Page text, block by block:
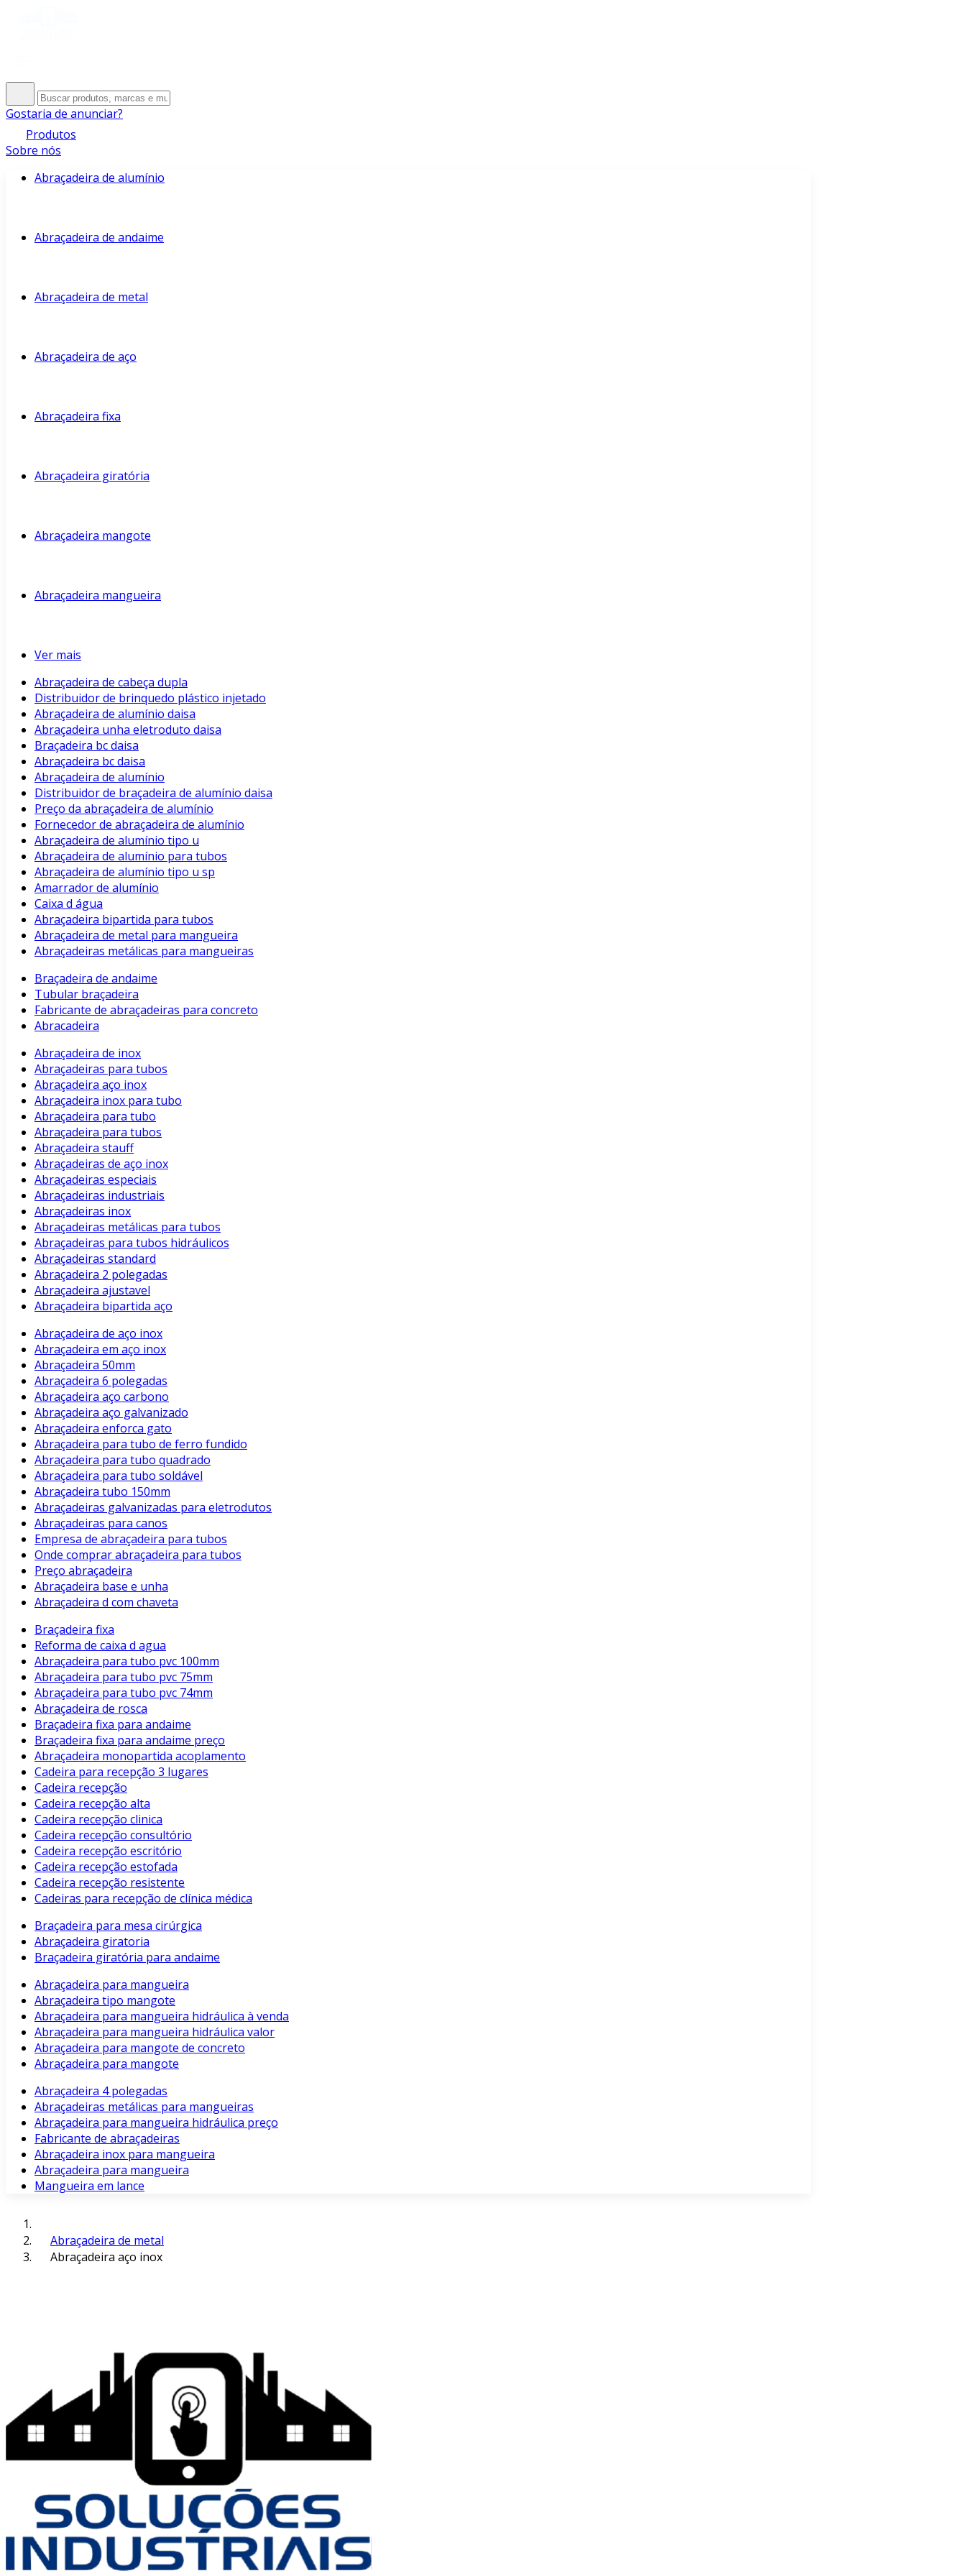
Gostaria de anunciar?
Produtos
Sobre nós
Abraçadeira de alumínio
Abraçadeira de andaime
Abraçadeira de metal
Abraçadeira de aço
Abraçadeira fixa
Abraçadeira giratória
Abraçadeira mangote
Abraçadeira mangueira
Ver mais
Abraçadeira de cabeça dupla
Distribuidor de brinquedo plástico injetado
Abraçadeira de alumínio daisa
Abraçadeira unha eletroduto daisa
Braçadeira bc daisa
Abraçadeira bc daisa
Abraçadeira de alumínio
Distribuidor de braçadeira de alumínio daisa
Preço da abraçadeira de alumínio
Fornecedor de abraçadeira de alumínio
Abraçadeira de alumínio tipo u
Abraçadeira de alumínio para tubos
Abraçadeira de alumínio tipo u sp
Amarrador de alumínio
Caixa d água
Abraçadeira bipartida para tubos
Abraçadeira de metal para mangueira
Abraçadeiras metálicas para mangueiras
Braçadeira de andaime
Tubular braçadeira
Fabricante de abraçadeiras para concreto
Abracadeira
Abraçadeira de inox
Abraçadeiras para tubos
Abraçadeira aço inox
Abraçadeira inox para tubo
Abraçadeira para tubo
Abraçadeira para tubos
Abraçadeira stauff
Abraçadeiras de aço inox
Abraçadeiras especiais
Abraçadeiras industriais
Abraçadeiras inox
Abraçadeiras metálicas para tubos
Abraçadeiras para tubos hidráulicos
Abraçadeiras standard
Abraçadeira 2 polegadas
Abraçadeira ajustavel
Abraçadeira bipartida aço
Abraçadeira de aço inox
Abraçadeira em aço inox
Abraçadeira 50mm
Abraçadeira 6 polegadas
Abraçadeira aço carbono
Abraçadeira aço galvanizado
Abraçadeira enforca gato
Abraçadeira para tubo de ferro fundido
Abraçadeira para tubo quadrado
Abraçadeira para tubo soldável
Abraçadeira tubo 150mm
Abraçadeiras galvanizadas para eletrodutos
Abraçadeiras para canos
Empresa de abraçadeira para tubos
Onde comprar abraçadeira para tubos
Preço abraçadeira
Abraçadeira base e unha
Abraçadeira d com chaveta
Braçadeira fixa
Reforma de caixa d agua
Abraçadeira para tubo pvc 100mm
Abraçadeira para tubo pvc 75mm
Abraçadeira para tubo pvc 74mm
Abraçadeira de rosca
Braçadeira fixa para andaime
Braçadeira fixa para andaime preço
Abraçadeira monopartida acoplamento
Cadeira para recepção 3 lugares
Cadeira recepção
Cadeira recepção alta
Cadeira recepção clinica
Cadeira recepção consultório
Cadeira recepção escritório
Cadeira recepção estofada
Cadeira recepção resistente
Cadeiras para recepção de clínica médica
Braçadeira para mesa cirúrgica
Abraçadeira giratoria
Braçadeira giratória para andaime
Abraçadeira para mangueira
Abraçadeira tipo mangote
Abraçadeira para mangueira hidráulica à venda
Abraçadeira para mangueira hidráulica valor
Abraçadeira para mangote de concreto
Abraçadeira para mangote
Abraçadeira 4 polegadas
Abraçadeiras metálicas para mangueiras
Abraçadeira para mangueira hidráulica preço
Fabricante de abraçadeiras
Abraçadeira inox para mangueira
Abraçadeira para mangueira
Mangueira em lance
Abraçadeira de metal
Abraçadeira aço inox